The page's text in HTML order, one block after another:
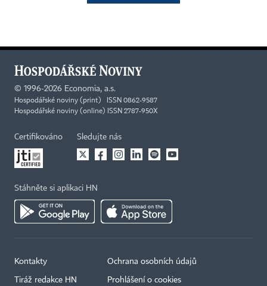
© 1996-2026 Economia, a.s.
Hospodářské noviny (print) ISSN 0862-9587
Hospodářské noviny (online) ISSN 2787-950X
Certifikováno Sledujte nás
Stáhněte si aplikaci HN
Kontakty
Tiráž redakce HN
Ochrana osobních údajů
Prohlášení o cookies